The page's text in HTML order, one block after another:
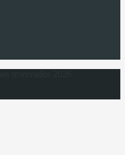
reservados 2026